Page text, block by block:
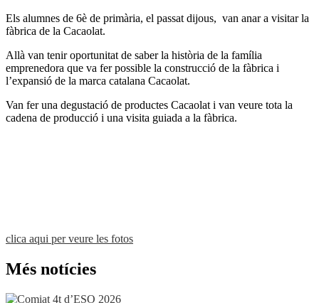
Els alumnes de 6è de primària, el passat dijous, van anar a visitar la
fàbrica de la Cacaolat.
Allà van tenir oportunitat de saber la història de la família
emprenedora que va fer possible la construcció de la fàbrica i
l’expansió de la marca catalana Cacaolat.
Van fer una degustació de productes Cacaolat i van veure tota la
cadena de producció i una visita guiada a la fàbrica.
clica aqui per veure les fotos
Més notícies